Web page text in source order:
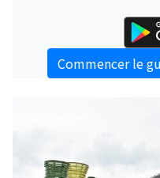
Commencer le